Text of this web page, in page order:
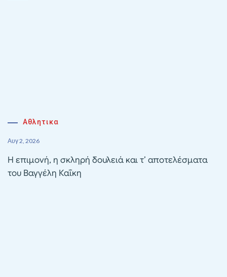
Αθλητικα
Αυγ 2, 2026
Η επιμονή, η σκληρή δουλειά και τ’ αποτελέσματα
του Βαγγέλη Καΐκη